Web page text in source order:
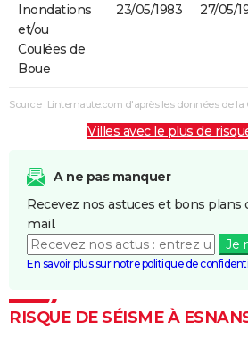
Inondations
et/ou
Coulées de
Boue
23/05/1983 27/05/
Source : Linternaute.com d'après les données de la
Villes avec le plus de
A ne pas manquer
Recevez nos astuces et bons
mail.
Je
En savoir plus sur notre politique de
RISQUE DE SÉISME À